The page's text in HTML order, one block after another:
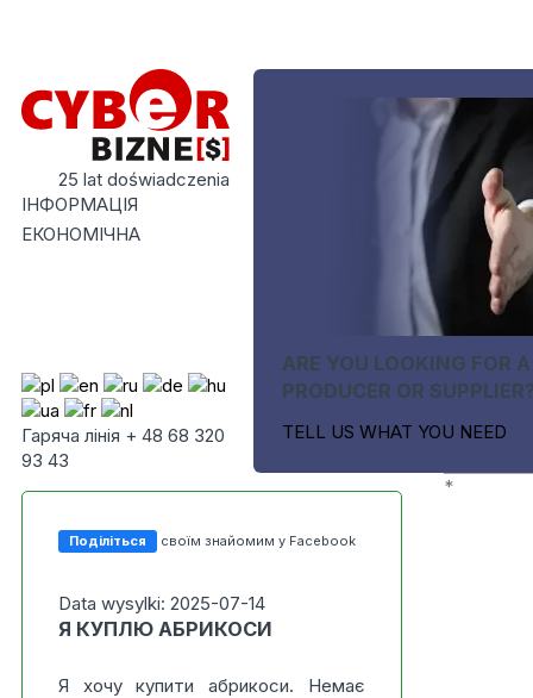
25 lat doświadczenia
ІНФОРМАЦІЯ
ЕКОНОМІЧНА
Гаряча лінія + 48 68 320
93 43
ARE YOU LOOKING FOR A
PRODUCER OR
TELL US WHAT YOU NEED
Поділіться своїм знайомим у Facebook
Data wysylki: 2025-07-14
Я КУПЛЮ АБРИКОСИ
Я хочу купити абрикоси. Немає
*